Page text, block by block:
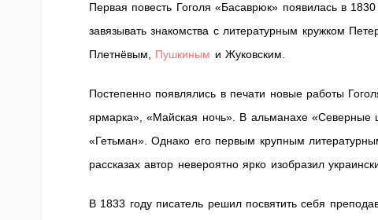
Первая повесть Гоголя «Басаврюк» появилась в
завязывать знакомства с литературным кружком
Плетнёвым, Пушкиным и Жуковским.
Постепенно появлялись в печати новые работы
ярмарка», «Майская ночь». В альманахе «Северные
«Гетьман». Однако его первым крупным
рассказах автор невероятно ярко изобразил­
В 1833 году писатель решил посвятить себя